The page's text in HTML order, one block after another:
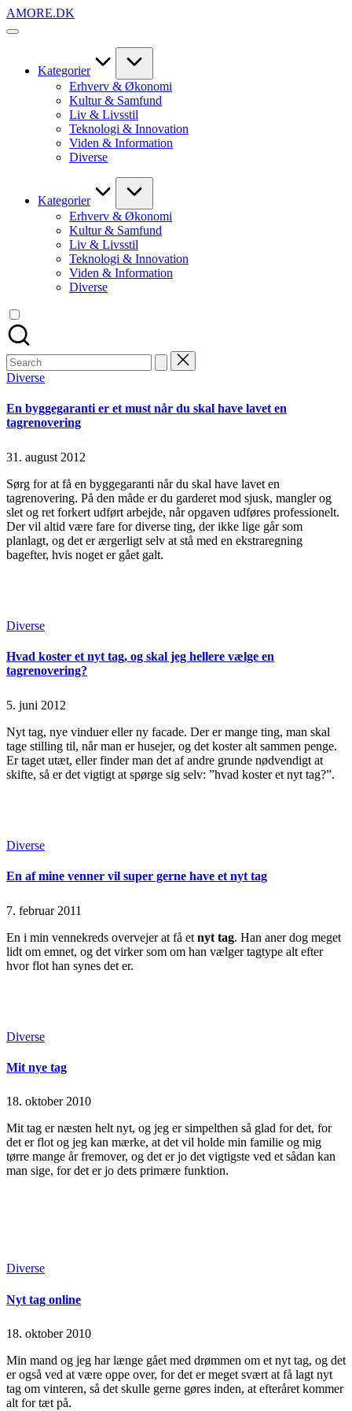
Skip
to
AMORE.DK
For
Kategorier
Erhverv & Økonomi
Kultur & Samfund
Liv & Livsstil
Teknologi & Innovation
Viden & Information
Diverse
Kategorier
Erhverv & Økonomi
Kultur & Samfund
Liv & Livsstil
Teknologi & Innovation
Viden & Information
Diverse
Search
for:
Posted
Diverse
En byggegaranti er et must når du skal have lavet en
tagrenovering
31. august 2012
Sørg for at få en byggegaranti når du skal have lavet en
tagrenovering. På den måde er du garderet mod sjusk, mangler og
slet og ret forkert udført arbejde, når opgaven udføres professionelt.
Der vil altid være fare for diverse ting, der ikke lige går som
planlagt, og det er ærgerligt selv at stå med en ekstraregning
bagefter, hvis noget er gået galt.
Posted
Diverse
Hvad koster et nyt tag, og skal jeg hellere vælge en
tagrenovering?
5. juni 2012
Nyt tag, nye vinduer eller ny facade. Der er mange ting, man skal
tage stilling til, når man er husejer, og det koster alt sammen penge.
Er taget utæt, eller finder man det af andre grunde nødvendigt at
skifte, så er det vigtigt at spørge sig selv: ”hvad koster et nyt tag?”.
Posted
Diverse
En af mine venner vil super gerne have et nyt tag
7. februar 2011
En i min vennekreds overvejer at få et nyt tag. Han aner dog meget
lidt om emnet, og det virker som om han vælger tagtype alt efter
hvor flot han synes det er.
Posted
Diverse
Mit nye tag
18. oktober 2010
Mit tag er næsten helt nyt, og jeg er simpelthen så glad for det, for
det er flot og jeg kan mærke, at det vil holde min familie og mig
tørre mange år fremover, og det er jo det vigtigste ved et sådan kan
man sige, for det er jo dets primære funktion.
Posted
Diverse
Nyt tag online
18. oktober 2010
Min mand og jeg har længe gået med drømmen om et nyt tag, og det
er også ved at være oppe over, for det er meget svært at få lagt nyt
tag om vinteren, så det skulle gerne gøres inden, at efteråret kommer
alt for tæt på.